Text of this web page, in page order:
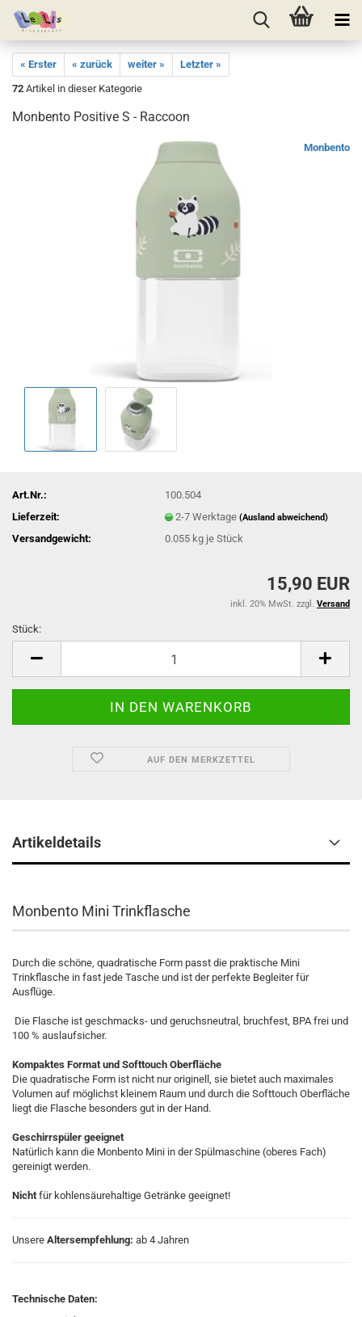
« Erster « zurück weiter »
Letzter »
72 Artikel in dieser Kategorie
Monbento Positive S - Raccoon
Monbento
Art.Nr.:
100.504
Lieferzeit:
2-7 Werktage(Ausland abweichend)
Versandgewicht: 0.055 kg je Stück
15,90 EUR
inkl. 20% MwSt. zzgl. Versand
Stück:
AUF DEN MERKZETTEL
Artikeldetails
Monbento Mini Trinkflasche
Durch die schöne, quadratische Form passt die praktische Mini
Trinkflasche in fast jede Tasche und ist der perfekte Begleiter für
Ausflüge.
Die Flasche ist geschmacks- und geruchsneutral, bruchfest, BPA frei und
100 % auslaufsicher.
Kompaktes Format und Softtouch Oberfläche
Die quadratische Form ist nicht nur originell, sie bietet auch maximales
Volumen auf möglichst kleinem Raum und durch die Softtouch Oberfläche
liegt die Flasche besonders gut in der Hand.
Geschirrspüler geeignet
Natürlich kann die Monbento Mini in der Spülmaschine (oberes Fach)
gereinigt werden.
Nichtfür kohlensäurehaltige Getränke geeignet!
Unsere Altersempfehlung: ab 4 Jahren
Technische Daten: